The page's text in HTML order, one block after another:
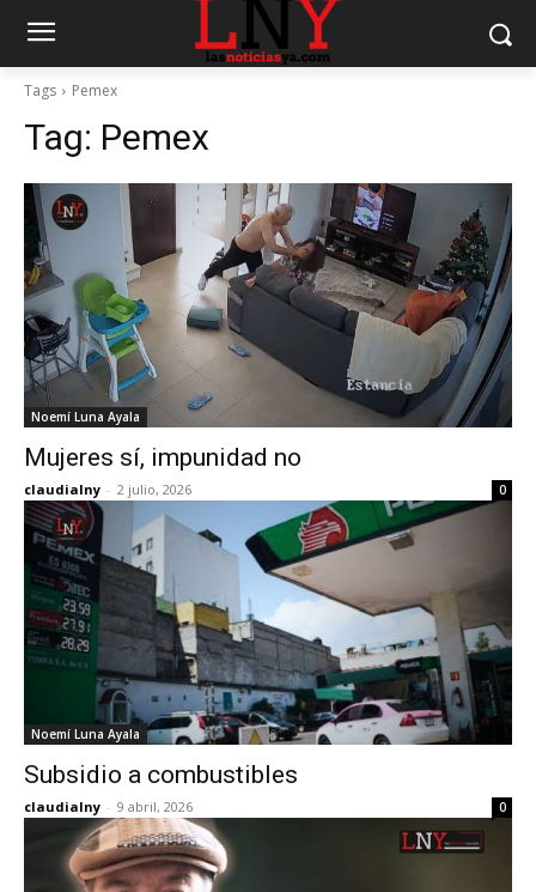
Tags Pemex
Tag: Pemex
Noemí Luna Ayala
Mujeres sí, impunidad no
claudialny - 2 julio, 2026 0
Noemí Luna Ayala
Subsidio a combustibles
claudialny - 9 abril, 2026 0